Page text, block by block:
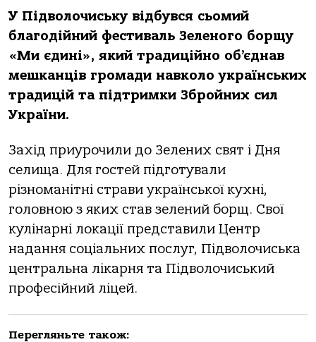
У Підволочиську відбувся сьомий
благодійний фестиваль Зеленого борщу
«Ми єдині», який традиційно об’єднав
мешканців громади навколо українських
традицій та підтримки Збройних сил
України.
Захід приурочили до Зелених свят і Дня
селища. Для гостей підготували
різноманітні страви української кухні,
головною з яких став зелений борщ. Свої
кулінарні локації представили Центр
надання соціальних послуг, Підволочиська
центральна лікарня та Підволочиський
професійний ліцей.
Перегляньте також: